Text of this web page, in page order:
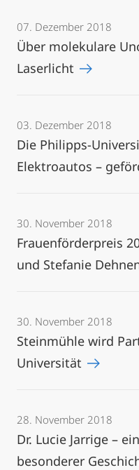
07. Dezember 2018
Über molekulare
Laserlicht
03. Dezember 2018
Die Philipps-
Elektroautos –
30. November 2018
Frauenförderpreis
und Stefanie
30. November 2018
Steinmühle wird
Universität
28. November 2018
Dr. Lucie Jarrige –
besonderer